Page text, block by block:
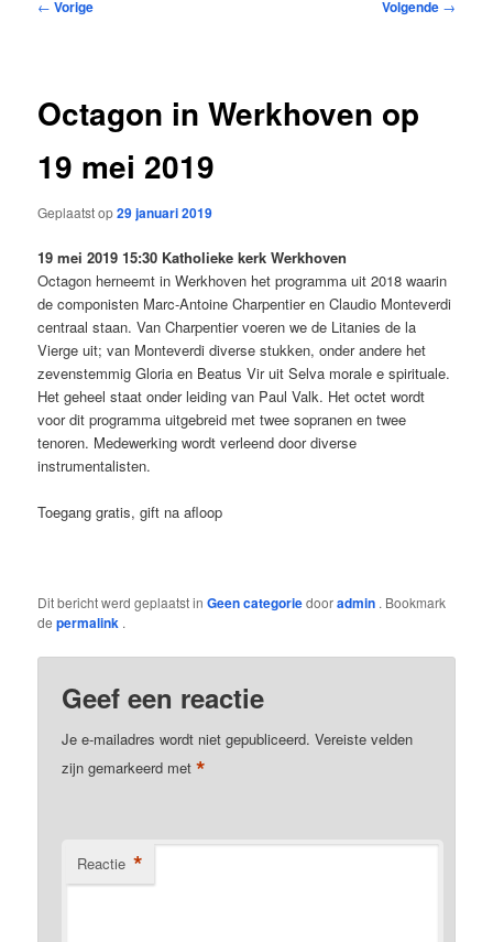
← Vorige Volgende →
Octagon in Werkhoven op
19 mei 2019
Geplaatst op29 januari 2019
19 mei 2019 15:30 Katholieke kerk Werkhoven
Octagon herneemt in Werkhoven het programma uit 2018 waarin
de componisten Marc-Antoine Charpentier en Claudio Monteverdi
centraal staan. Van Charpentier voeren we de Litanies de la
Vierge uit; van Monteverdi diverse stukken, onder andere het
zevenstemmig Gloria en Beatus Vir uit Selva morale e spirituale.
Het geheel staat onder leiding van Paul Valk. Het octet wordt
voor dit programma uitgebreid met twee sopranen en twee
tenoren. Medewerking wordt verleend door diverse
instrumentalisten.
Toegang gratis, gift na afloop
Dit bericht werd geplaatst inGeen categoriedooradmin . Bookmark
depermalink .
Geef een reactie
Je e-mailadres wordt niet gepubliceerd. Vereiste velden
zijn gemarkeerd met*
Reactie *